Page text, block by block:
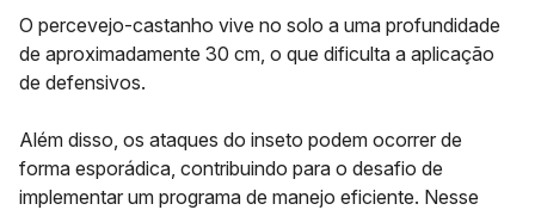
O percevejo-castanho vive no solo a uma profundidade
de aproximadamente 30 cm, o que dificulta a aplicação
de defensivos.
Além disso, os ataques do inseto podem ocorrer de
forma esporádica, contribuindo para o desafio de
implementar um programa de manejo eficiente. Nesse